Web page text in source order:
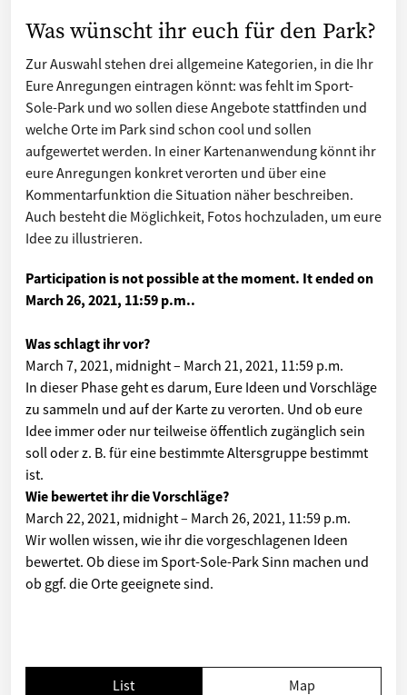
Was wünscht ihr euch für den Park?
Zur Auswahl stehen drei allgemeine Kategorien, in die Ihr
Eure Anregungen eintragen könnt: was fehlt im Sport-
Sole-Park und wo sollen diese Angebote stattfinden und
welche Orte im Park sind schon cool und sollen
aufgewertet werden. In einer Kartenanwendung könnt ihr
eure Anregungen konkret verorten und über eine
Kommentarfunktion die Situation näher beschreiben.
Auch besteht die Möglichkeit, Fotos hochzuladen, um eure
Idee zu illustrieren.
Participation is not possible at the moment. It ended on
March 26, 2021, 11:59 p.m..
Was schlagt ihr vor?
March 7, 2021, midnight– March 21, 2021, 11:59 p.m.
In dieser Phase geht es darum, Eure Ideen und Vorschläge
zu sammeln und auf der Karte zu verorten. Und ob eure
Idee immer oder nur teilweise öffentlich zugänglich sein
soll oder z. B. für eine bestimmte Altersgruppe bestimmt
ist.
Wie bewertet ihr die Vorschläge?
March 22, 2021, midnight– March 26, 2021, 11:59 p.m.
Wir wollen wissen, wie ihr die vorgeschlagenen Ideen
bewertet. Ob diese im Sport-Sole-Park Sinn machen und
ob ggf. die Orte geeignete sind.
List Map